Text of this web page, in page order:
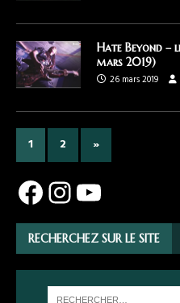
Hate Beyond –
mars 2019)
26 mars 2019
1 2 »
RECHERCHEZ SUR LE SITE